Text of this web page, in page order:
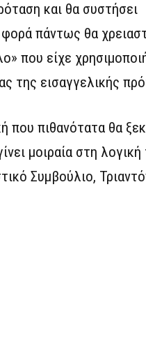
και θα συστήσει
πάντως θα
που είχε
της εισαγγελικής
που πιθανότατα θα
μοιραία στη
Συμβούλιο,